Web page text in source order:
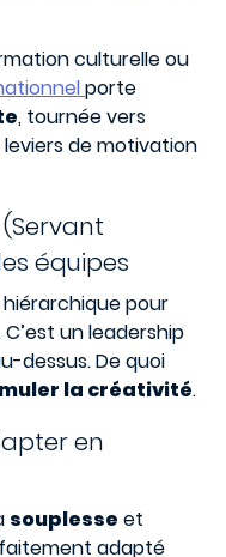
culturelle ou
porte
, tournée vers
de motivation
équipes
pour
un leadership
dessus. De quoi
la créativité.
en
souplesse et
adapté